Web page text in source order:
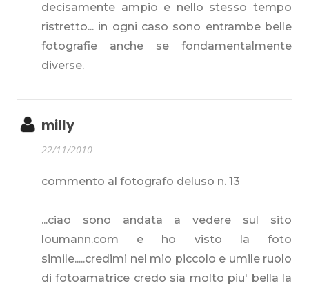
decisamente ampio e nello stesso tempo
ristretto... in ogni caso sono entrambe belle
fotografie anche se fondamentalmente
diverse.
milly
22/11/2010
commento al fotografo deluso n. 13
...ciao sono andata a vedere sul sito
loumann.com e ho visto la foto
simile.....credimi nel mio piccolo e umile ruolo
di fotoamatrice credo sia molto piu' bella la